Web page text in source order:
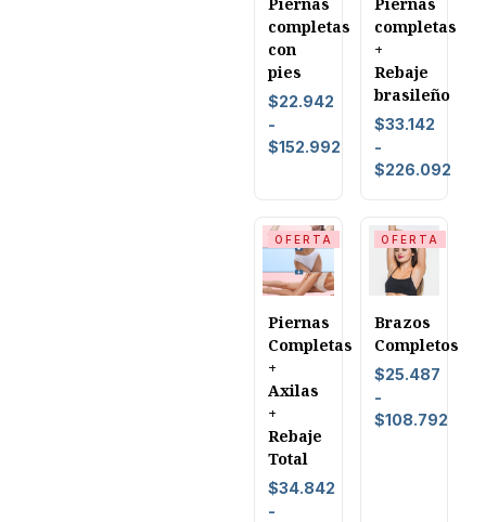
completas
con
pies
$22.942
-
$152.992
completas
+
Rebaje
brasileño
$33.142
-
$226.092
OFERTA
Piernas
Completas
+
Axilas
+
Rebaje
Total
$34.842
-
OFERTA
Brazos
Completos
$25.487
-
$108.792